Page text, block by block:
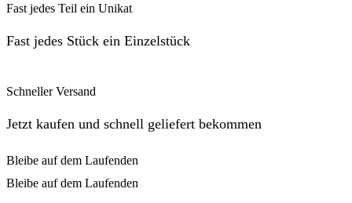
Fast jedes Teil ein Unikat
Fast jedes Stück ein Einzelstück
Schneller Versand
Jetzt kaufen und schnell geliefert bekommen
Bleibe auf dem Laufenden
Bleibe auf dem Laufenden